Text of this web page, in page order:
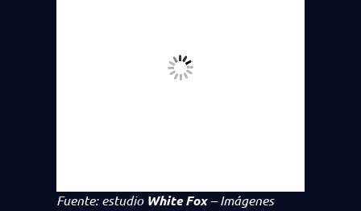
Fuente: estudio White Fox– Imágenes